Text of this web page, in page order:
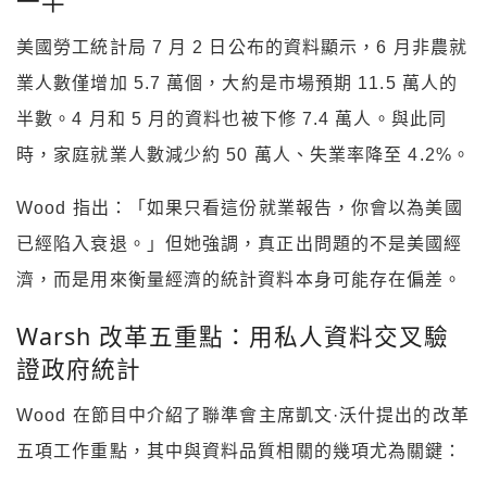
美國勞工統計局 7 月 2 日公布的資料顯示，6 月非農就
業人數僅增加 5.7 萬個，大約是市場預期 11.5 萬人的
半數。4 月和 5 月的資料也被下修 7.4 萬人。與此同
時，家庭就業人數減少約 50 萬人、失業率降至 4.2%。
Wood 指出：「如果只看這份就業報告，你會以為美國
已經陷入衰退。」但她強調，真正出問題的不是美國經
濟，而是用來衡量經濟的統計資料本身可能存在偏差。
Warsh 改革五重點：用私人資料交叉驗
證政府統計
Wood 在節目中介紹了聯準會主席凱文·沃什提出的改革
五項工作重點，其中與資料品質相關的幾項尤為關鍵：